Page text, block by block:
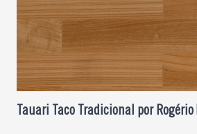
Tauari Taco Tradicional por Rogério